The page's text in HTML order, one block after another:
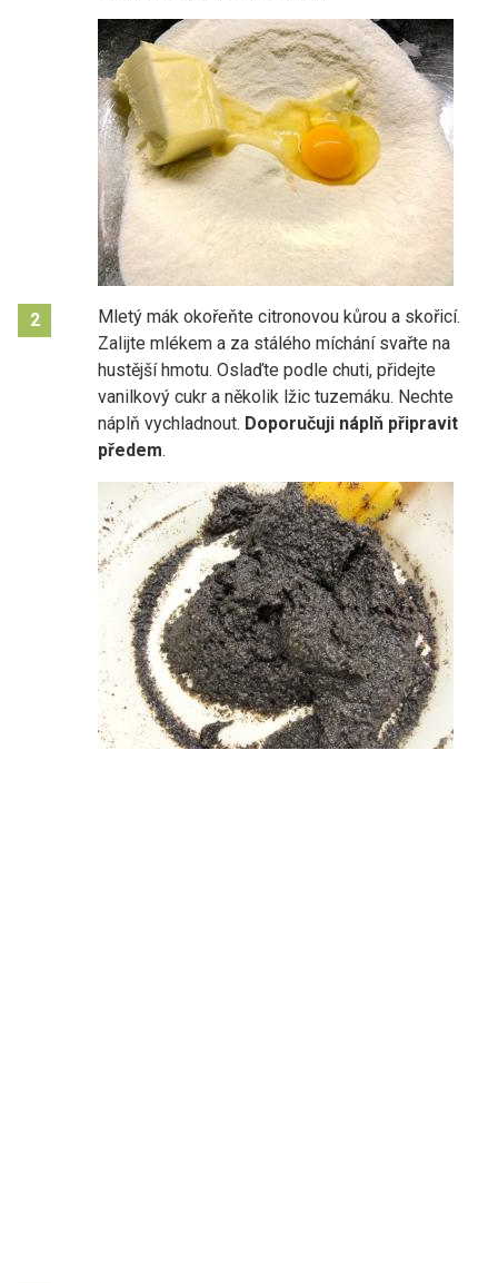
2
Mletý mák okořeňte citronovou kůrou a skořicí.
Zalijte mlékem a za stálého míchání svařte na
hustější hmotu. Oslaďte podle chuti, přidejte
vanilkový cukr a několik lžic tuzemáku. Nechte
náplň vychladnout. Doporučuji náplň připravit
předem.